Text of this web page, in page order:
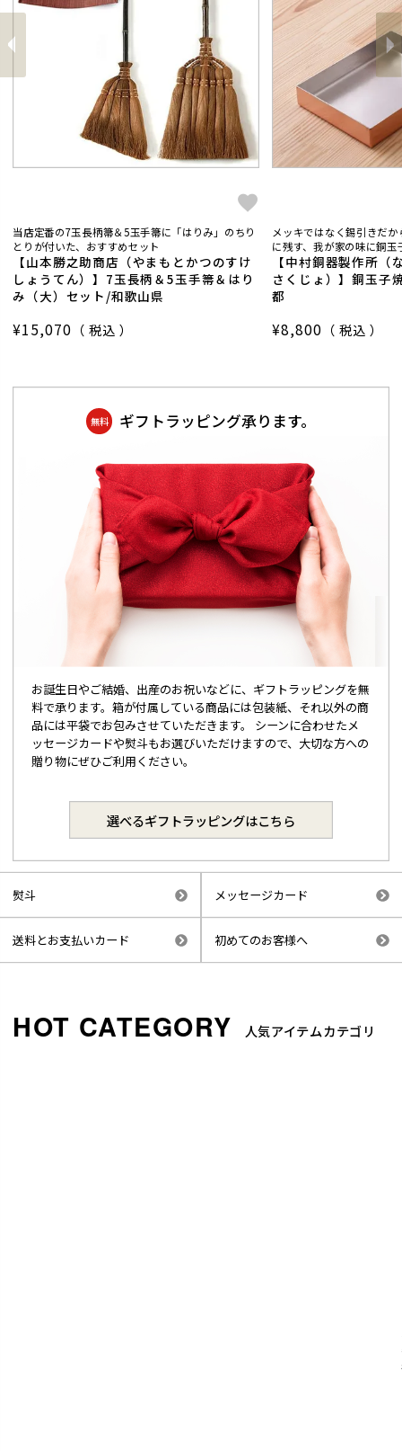
前
へ
当店定番の7玉長柄箒＆5玉手箒に「はりみ」のちり
とりが付いた、おすすめセット
【山本勝之助商店（やまもとかつのすけ
しょうてん）】7玉長柄＆5玉手箒＆はり
み（大）セット/和歌山県
¥15,070 税込
メッキではなく錫引きだ
に残す、我が家の味に
【中村銅器製作所（
さくじょ）】銅玉
都
¥8,800 税込
次
へ
無料 ギフトラッピング承ります。
お誕生日やご結婚、出産のお祝いなどに、ギフトラッピングを無
料で承ります。箱が付属している商品には包装紙、それ以外の商
品には平袋でお包みさせていただきます。 シーンに合わせたメ
ッセージカードや熨斗もお選びいただけますので、大切な方への
贈り物にぜひご利用ください。
選べるギフトラッピングはこちら
熨斗 メッセージカード
送料とお支払いカード 初めてのお客様へ
人気アイテムカテゴリ